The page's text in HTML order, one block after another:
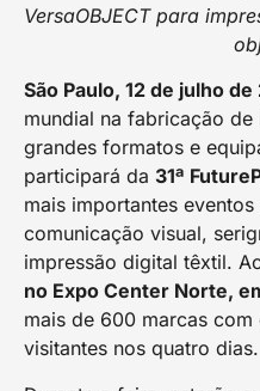
VersaOBJECT para
São Paulo, 12 de julho
mundial na fabricação
grandes formatos e
participará da 31ª
mais importantes
comunicação visual,
impressão digital têxtil.
no Expo Center Norte,
mais de 600 marcas
visitantes nos quatro dias.